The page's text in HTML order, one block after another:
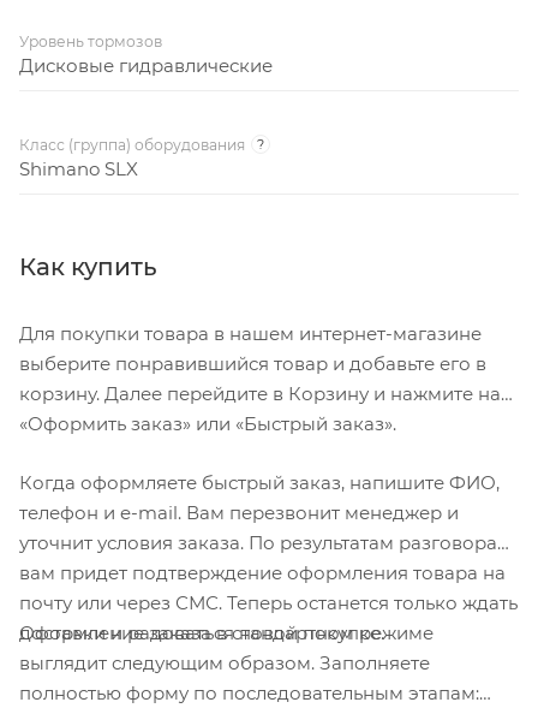
Уровень тормозов
Дисковые гидравлические
Класс (группа) оборудования ?
Shimano SLX
Как купить
Для покупки товара в нашем интернет-магазине
выберите понравившийся товар и добавьте его в
корзину. Далее перейдите в Корзину и нажмите на
«Оформить заказ» или «Быстрый заказ».
Когда оформляете быстрый заказ, напишите ФИО,
телефон и e-mail. Вам перезвонит менеджер и
уточнит условия заказа. По результатам разговора
вам придет подтверждение оформления товара на
почту или через СМС. Теперь останется только ждать
доставки и радоваться новой покупке.
Оформление заказа в стандартном режиме
выглядит следующим образом. Заполняете
полностью форму по последовательным этапам: